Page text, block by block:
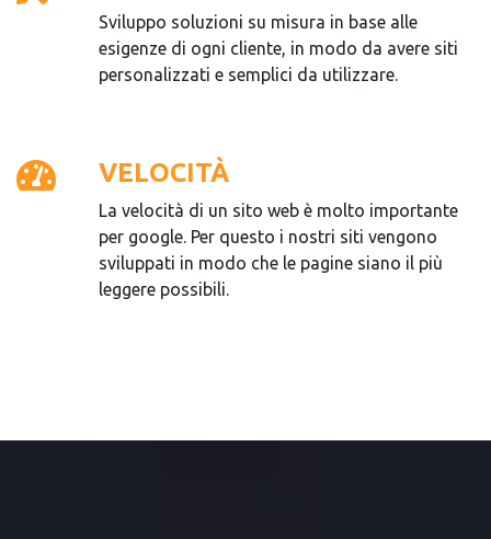
Sviluppo soluzioni su misura in base alle
esigenze di ogni cliente, in modo da avere siti
personalizzati e semplici da utilizzare.
VELOCITÀ
La velocità di un sito web è molto importante
per google. Per questo i nostri siti vengono
sviluppati in modo che le pagine siano il più
leggere possibili.